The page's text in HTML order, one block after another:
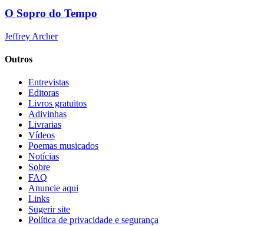
O Sopro do Tempo
Jeffrey Archer
Outros
Entrevistas
Editoras
Livros gratuitos
Adivinhas
Livrarias
Vídeos
Poemas musicados
Notícias
Sobre
FAQ
Anuncie aqui
Links
Sugerir site
Política de privacidade e segurança